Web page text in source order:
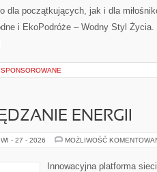
dla początkujących, jak i dla
i EkoPodróże – Wodny Styl
ENERGII
- 27 - 2026 MOŻLIWOŚĆ
Innowacyjna platforma